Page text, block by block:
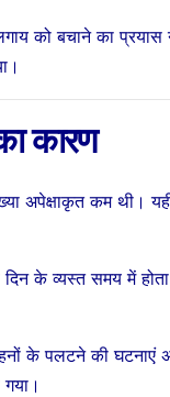
को बचाने का
कारण
अपेक्षाकृत कम थी।
दिन के व्यस्त समय में
के पलटने की